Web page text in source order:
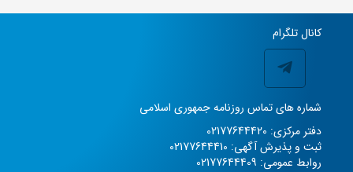
کانال تلگرام
شماره های تماس روزنامه جمهوری اسلامی
دفتر مرکزی: 02177644420
ثبت و پذیرش آگهی: 02177644410
روابط عمومی: 02177644409